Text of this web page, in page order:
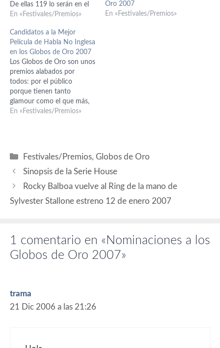
De ellas 119 lo serán en el
apartado de drama y 65 en
las 2 grandes distinciones
que hacen estos premios.
Además, como dijimos ayer,
…
En «Festivales/Premios»
Oro 2007
En «Festivales/Premios»
Candidatos a la Mejor
Película de Habla No Inglesa
en los Globos de Oro 2007
Los Globos de Oro son unos
premios alabados por
todos: por el público
porque tienen tanto
glamour como el que más,
por la prensa porque
se cena en la…
En «Festivales/Premios»
Categorías
Festivales/Premios,Globos de Oro
Sinopsis de la Serie House
Rocky Balboa vuelve al Ring de la mano de
Sylvester Stallone estreno 12 de enero 2007
1 comentario en «Nominaciones a los
Globos de Oro 2007»
trama
21 Dic 2006 a las 21:26